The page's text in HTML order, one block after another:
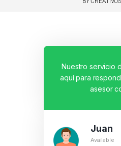
Nuestro servicio
aquí para
asesor
Juan
Available